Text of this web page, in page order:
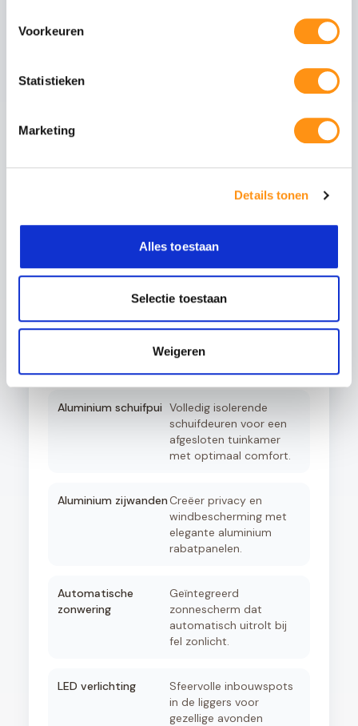
Voorkeuren
Statistieken
Marketing
Details tonen
Alles toestaan
Selectie toestaan
Weigeren
Mat antraciete staanders
Zijliggers
Glazen schuifwandenSchuif uw tuin open of
glazen panelen. Ideaal
voor de voorzijde of
zijkanten.
Aluminium schuifpui Volledig isolerende
schuifdeuren voor een
afgesloten tuinkamer
met optimaal comfort.
Aluminium zijwandenCreëer privacy en
windbescherming met
elegante aluminium
rabatpanelen.
Automatische
zonwering
Geïntegreerd
zonnescherm dat
automatisch uitrolt bij
fel zonlicht.
LED verlichting
Sfeervolle inbouwspots
in de liggers voor
gezellige avonden